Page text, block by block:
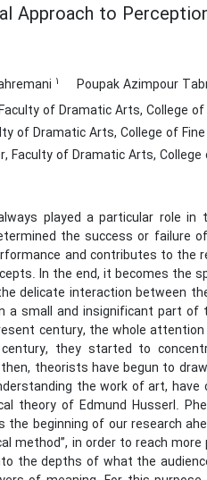
Approach to
1 Poupak Azimpour
of Dramatic Arts, College
of Dramatic Arts, College of
Faculty of Dramatic Arts,
played a particular role
the success or failure
and contributes to the
In the end, it becomes the
delicate interaction between
a small and insignificant part
century, the whole
they started to
theorists have begun to
the work of art,
theory of Edmund Husserl.
the beginning of our research
method”, in order to reach
the depths of what the